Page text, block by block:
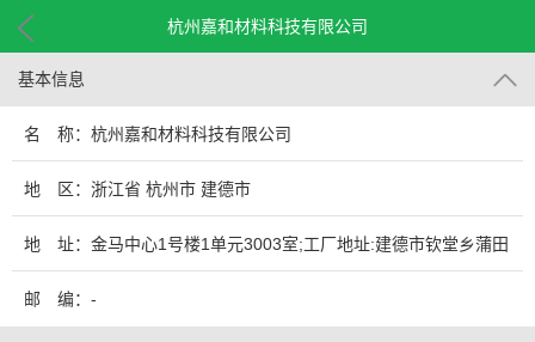
杭州嘉和材料科技有限公司
基本信息
名 称：杭州嘉和材料科技有限公司
地 区：浙江省 杭州市 建德市
地 址：金马中心1号楼1单元3003室;工厂地址:建德市钦堂乡蒲田
村工业功能区
邮 编：-